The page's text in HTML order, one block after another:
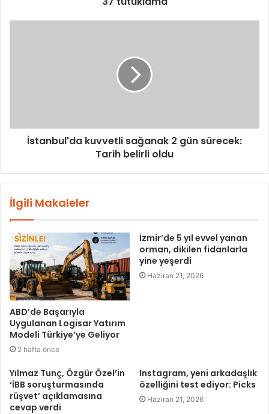
İstanbul'da kuvvetli sağanak 2 gün sürecek:
Tarih belirli oldu
İlgili Makaleler
ABD’de Başarıyla
Uygulanan Logisar Yatırım
Modeli Türkiye’ye Geliyor
2 hafta önce
İzmir’de 5 yıl evvel yanan
orman, dikilen fidanlarla
yine yeşerdi
Haziran 21, 2026
Yılmaz Tunç, Özgür Özel’in
‘İBB soruşturmasında
rüşvet’ açıklamasına
cevap verdi
Instagram, yeni arkadaşlık
özelliğini test ediyor: Picks
Haziran 21, 2026